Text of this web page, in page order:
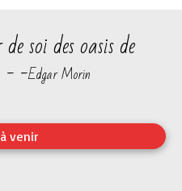
soi des oasis de
- -Edgar Morin
venir